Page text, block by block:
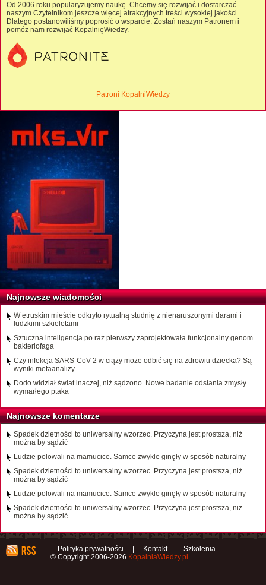
Od 2006 roku popularyzujemy naukę. Chcemy się rozwijać i dostarczać
naszym Czytelnikom jeszcze więcej atrakcyjnych treści wysokiej jakości.
Dlatego postanowiliśmy poprosić o wsparcie. Zostań naszym Patronem i
pomóż nam rozwijać KopalnięWiedzy.
Patroni KopalniWiedzy
Najnowsze wiadomości
W etruskim mieście odkryto rytualną studnię z nienaruszonymi darami i
ludzkimi szkieletami
Sztuczna inteligencja po raz pierwszy zaprojektowała funkcjonalny genom
bakteriofaga
Czy infekcja SARS-CoV-2 w ciąży może odbić się na zdrowiu dziecka? Są
wyniki metaanalizy
Dodo widział świat inaczej, niż sądzono. Nowe badanie odsłania zmysły
wymarłego ptaka
Najnowsze komentarze
Spadek dzietności to uniwersalny wzorzec. Przyczyna jest prostsza, niż
można by sądzić
Ludzie polowali na mamucice. Samce zwykle ginęły w sposób naturalny
Spadek dzietności to uniwersalny wzorzec. Przyczyna jest prostsza, niż
można by sądzić
Ludzie polowali na mamucice. Samce zwykle ginęły w sposób naturalny
Spadek dzietności to uniwersalny wzorzec. Przyczyna jest prostsza, niż
można by sądzić
Polityka prywatności Kontakt
Szkolenia
© Copyright 2006-2026 KopalniaWiedzy.pl